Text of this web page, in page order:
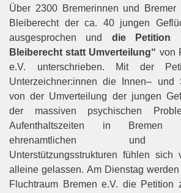
Über 2300 Bremerinnen und Bremer
Bleiberecht der ca. 40 jungen
ausgesprochen und die Petition
Bleiberecht statt Umverteilung“ von
e.V. unterschrieben. Mit der
Unterzeichner:innendie Innen– und
von der Umverteilung der jungen
der massiven psychischen
Aufenthaltszeiten in Bremen
ehrenamtlichen und
Unterstützungsstrukturen fühlen sich
al leine gelassen. Am Dienstag werden
Fluchtraum Bremene.V. die Petition